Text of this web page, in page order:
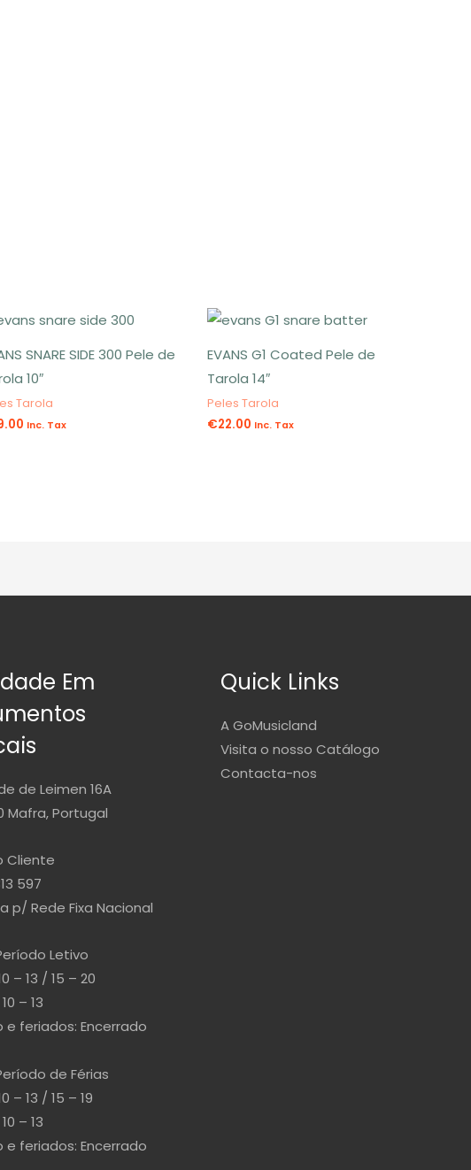
SNARE SIDE 300 Pele de
10″
Tarola
Inc. Tax
EVANS G1 Coated Pele de
Tarola 14″
Peles Tarola
€22.00 Inc. Tax
Em
de Leimen 16A
Mafra, Portugal
Cliente
597
p/ Rede Fixa Nacional
Letivo
– 13 / 15 – 20
– 13
e feriados: Encerrado
de Férias
– 13 / 15 – 19
– 13
e feriados: Encerrado
Quick Links
A GoMusicland
Visita o nosso Catálogo
Contacta-nos